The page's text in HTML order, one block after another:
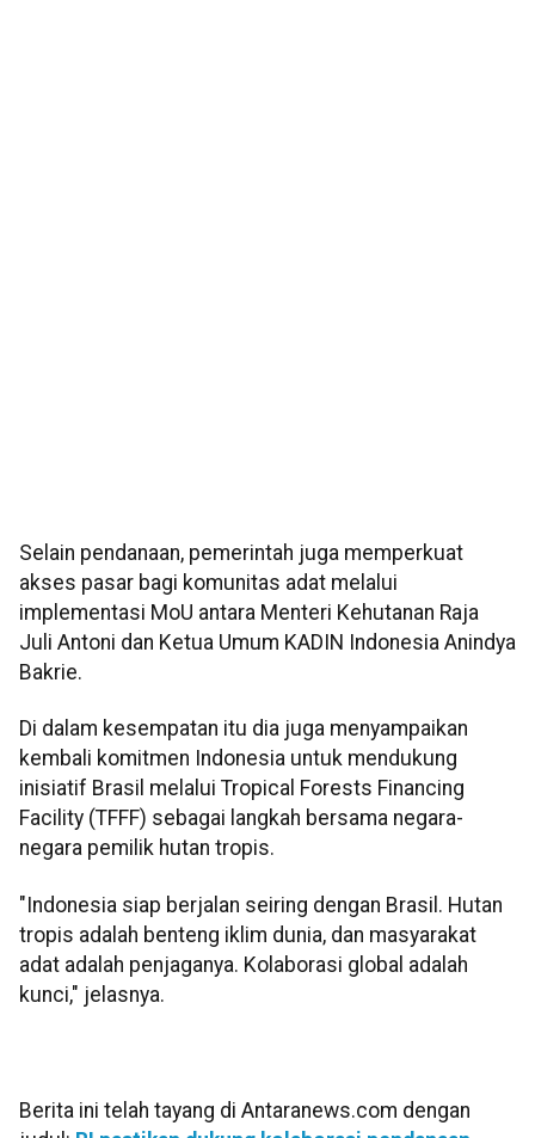
Selain pendanaan, pemerintah juga memperkuat
akses pasar bagi komunitas adat melalui
implementasi MoU antara Menteri Kehutanan Raja
Juli Antoni dan Ketua Umum KADIN Indonesia Anindya
Bakrie.
Di dalam kesempatan itu dia juga menyampaikan
kembali komitmen Indonesia untuk mendukung
inisiatif Brasil melalui Tropical Forests Financing
Facility (TFFF) sebagai langkah bersama negara-
negara pemilik hutan tropis.
"Indonesia siap berjalan seiring dengan Brasil. Hutan
tropis adalah benteng iklim dunia, dan masyarakat
adat adalah penjaganya. Kolaborasi global adalah
kunci," jelasnya.
Berita ini telah tayang di Antaranews.com dengan